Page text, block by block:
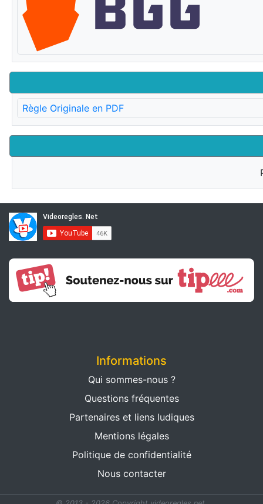
Règle Originale en PDF
Informations
Qui sommes-nous ?
Questions fréquentes
Partenaires et liens ludiques
Mentions légales
Politique de confidentialité
Nous contacter